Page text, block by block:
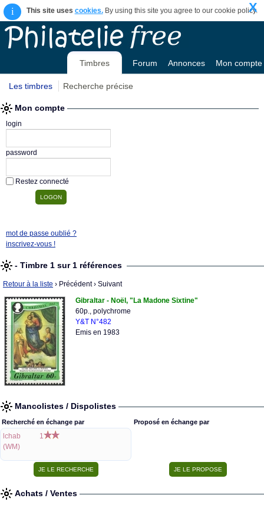
i This site uses cookies.By using this site you agree to our cookie policy.
X
Timbres Forum Annonces Mon compte
Les timbres Recherche précise
Mon compte
login
password
Restez connecté
mot de passe oublié ?
inscrivez-vous !
- Timbre 1 sur 1 références
Retour à la liste › Précédent› Suivant
Gibraltar - Noël, "La Madone Sixtine"
60p., polychrome
Y&T N°482
Emis en 1983
Mancolistes / Dispolistes
Recherché en échange par
lchab
(WM)
1
Proposé en échange par
Achats / Ventes